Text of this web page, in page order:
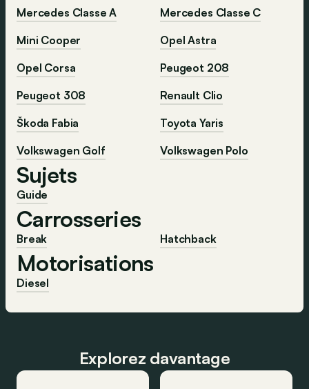
Mercedes Classe A
Mercedes Classe C
Mini Cooper
Opel Astra
Opel Corsa
Peugeot 208
Peugeot 308
Renault Clio
Škoda Fabia
Toyota Yaris
Volkswagen Golf
Volkswagen Polo
Sujets
Guide
Carrosseries
Break Hatchback
Motorisations
Diesel
Explorez davantage